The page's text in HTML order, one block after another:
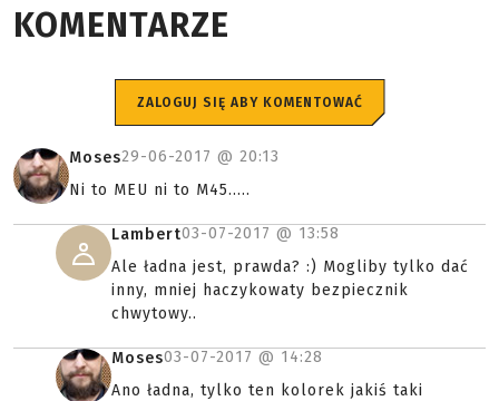
KOMENTARZE
ZALOGUJ SIĘ ABY KOMENTOWAĆ
Moses29-06-2017 @ 20:13
Ni to MEU ni to M45.....
Lambert03-07-2017 @ 13:58
Ale ładna jest, prawda? :) Mogliby tylko dać
inny, mniej haczykowaty bezpiecznik
chwytowy..
Moses03-07-2017 @ 14:28
Ano ładna, tylko ten kolorek jakiś taki